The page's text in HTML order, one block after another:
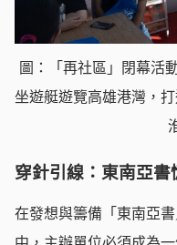
圖：「再社區」閉幕活
坐遊艇遊覽高雄港灣，
穿針引線：東南亞書
在發想與籌備「東南亞